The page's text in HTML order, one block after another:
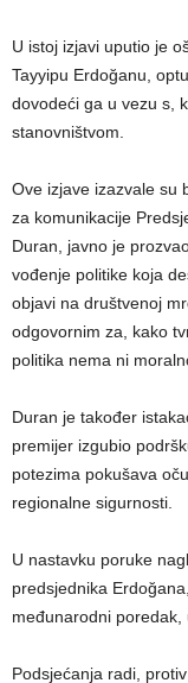
U istoj izjavi uputio je
Tayyipu Erdoğanu,
dovodeći ga u vezu s,
stanovništvom.
Ove izjave izazvale su
za komunikacije
Duran, javno je
vođenje politike koja
objavi na društvenoj
odgovornim za, kako
politika nema ni
Duran je također
premijer izgubio
potezima pokušava
regionalne sigurnosti.
U nastavku poruke
predsjednika
međunarodni poredak,
Podsjećanja radi,